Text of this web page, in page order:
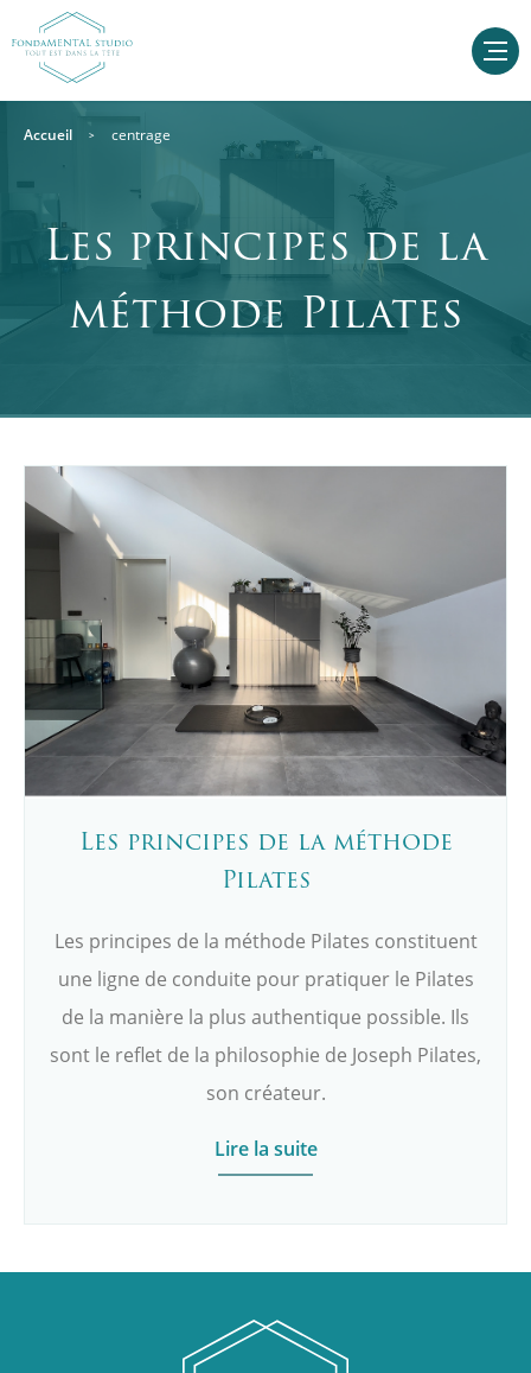
Accueil centrage
Les principes de la
méthode Pilates
Les principes de la méthode
Pilates
Les principes de la méthode Pilates constituent
une ligne de conduite pour pratiquer le Pilates
de la manière la plus authentique possible. Ils
sont le reflet de la philosophie de Joseph Pilates,
son créateur.
Lire la suite